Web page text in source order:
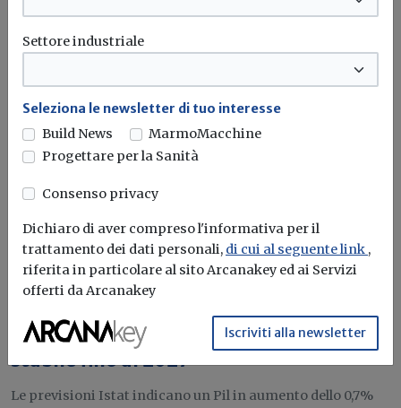
Potrebbe interessarti
Istat: PIL in crescita dello 0,7% nel 2026
e nel 2027, ma pesano inflazione e
rallentamento dei consumi
domanda interna. Occupazione ancora...
Istat Occupazione Materie prime
Economia italiana, crescita lenta ma
stabile fino al 2027
Le previsioni Istat indicano un Pil in aumento dello 0,7%
Settore industriale
Seleziona le newsletter di tuo interesse
Build News
MarmoMacchine
Progettare per la Sanità
Consenso privacy
Dichiaro di aver compreso l'informativa per il
trattamento dei dati personali, di cui al seguente link ,
riferita in particolare al sito Arcanakey ed ai Servizi
offerti da Arcanakey
Iscriviti alla newsletter